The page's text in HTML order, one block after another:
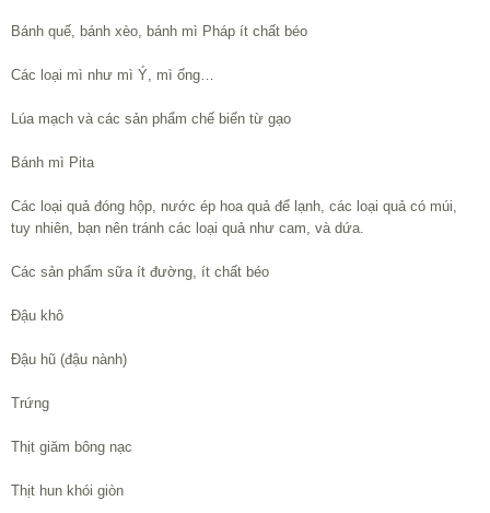
Bánh quế, bánh xèo, bánh mì Pháp ít chất béo
Các loại mì như mì Ý, mì ống…
Lúa mạch và các sản phẩm chế biến từ gạo
Bánh mì Pita
Các loại quả đóng hộp, nước ép hoa quả để lạnh, các loại quả có múi,
tuy nhiên, bạn nên tránh các loại quả như cam, và dứa.
Các sản phẩm sữa ít đường, ít chất béo
Đậu khô
Đậu hũ (đậu nành)
Trứng
Thịt giăm bông nạc
Thịt hun khói giòn